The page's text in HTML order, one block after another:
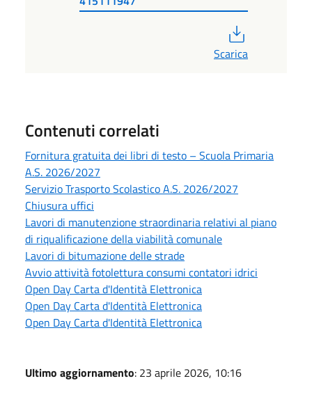
Scarica
Contenuti correlati
Fornitura gratuita dei libri di testo – Scuola Primaria
A.S. 2026/2027
Servizio Trasporto Scolastico A.S. 2026/2027
Chiusura uffici
Lavori di manutenzione straordinaria relativi al piano
di riqualificazione della viabilità comunale
Lavori di bitumazione delle strade
Avvio attività fotolettura consumi contatori idrici
Open Day Carta d'Identità Elettronica
Open Day Carta d'Identità Elettronica
Open Day Carta d'Identità Elettronica
Ultimo aggiornamento: 23 aprile 2026, 10:16